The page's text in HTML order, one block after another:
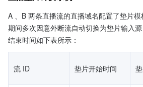
A 、B 两条直播流的直播域名配置了垫片
期间多次因意外断流自动切换为垫片输入
结束时间如下表所示：
流 ID 垫片开始时间